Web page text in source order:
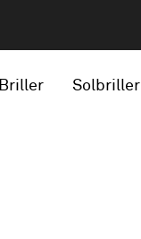
Briller Solbriller